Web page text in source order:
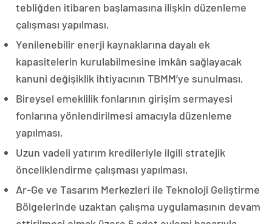
tebliğden itibaren başlamasına ilişkin düzenleme
çalışması yapılması,
Yenilenebilir enerji kaynaklarına dayalı ek
kapasitelerin kurulabilmesine imkân sağlayacak
kanuni değişiklik ihtiyacının TBMM’ye sunulması,
Bireysel emeklilik fonlarının girişim sermayesi
fonlarına yönlendirilmesi amacıyla düzenleme
yapılması,
Uzun vadeli yatırım kredileriyle ilgili stratejik
önceliklendirme çalışması yapılması,
Ar-Ge ve Tasarım Merkezleri ile Teknoloji Geliştirme
Bölgelerinde uzaktan çalışma uygulamasının devam